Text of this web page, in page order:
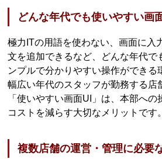
どんな年代でも使いやすい画
極力ITの用語を使わない、画面に入
文を追加できるなど、どんな年代で
ンプルで分かりやすい操作ができる
幅広い年代のスタッフが勤務する店
「使いやすい画面UI」は、本部へ
コストを減らす大切なメリットです。
複数店舗の運営・管理に必要